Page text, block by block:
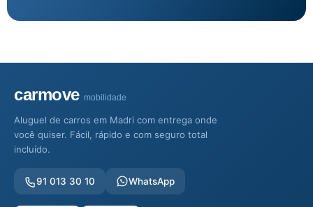
carmove mobilidade
Aluguel de carros em Madri com entrega onde
você quiser. Fácil, rápido e com seguro total
incluído.
91 013 30 10 WhatsApp